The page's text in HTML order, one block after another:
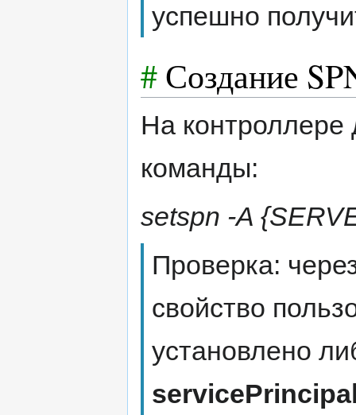
успешно
#Создание
На
команды:
setspn -A
Проверка:
свойство
установлено